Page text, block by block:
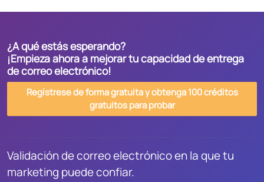
¿A qué estás esperando?
¡Empieza ahora a mejorar tu capacidad de entrega
de correo electrónico!
Regístrese de forma gratuita y obtenga 100 créditos
gratuitos para probar
Validación de correo electrónico en la que tu
marketing puede confiar.